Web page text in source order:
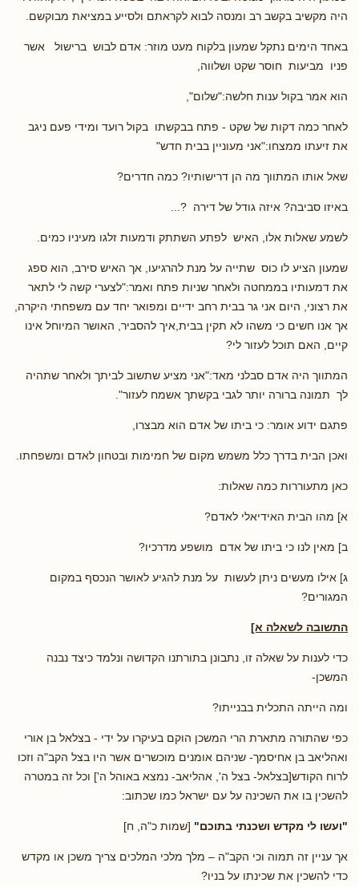
היה מקשיב בקשב רב ומנסה לבוא לקראתם ולסייע במציאת מבוקשם.
באחד הימים נתקל שמעון בלקוח מעט מוזר: אדם לבוש ברישול אשר
פניו מביעות חוסר שקט ושלווה,
הוא אמר בקול ענות חלשה:"שלום",
לאחר כמה דקות של שקט - פתח בבקשתו בקול רועד ומידי פעם ניגב
את זיעתו ממצחו:"אני מעוניין בבית חדש"
שאל אותו המתווך מה הן דרישותיו? כמה חדרים?
באיזו סביבה? איזה גודל של דירה ?...
לשמע שאלות אלו, האיש לפתע השתתק ודמעות זלגו מעיניו כמים.
שמעון הציע לו כוס שתייה על מנת להרגיעו, אך האיש סירב, הוא ספג
את דמעותיו בממחטה ולאחר שניות פתח ואמר:"לצערי קשה לי לתאר
את רצוני, היום אני גר בבית רחב ידיים ומפואר יחד עם משפחתי היקרה,
אך אנו חשים כי משהו לא תקין בבית,איך להסביר, האושר המיוחל אינו
קיים, האם תוכל לעזור לי?
המתווך היה אדם סבלני מאד:"אני מציע שתשוב לביתך ולאחר שתהיה
לך תמונה ברורה יותר לגבי בקשתך אשמח לעזור".
פתגם ידוע אומר: כי ביתו של אדם הוא מבצרו,
ואכן הבית בדרך כלל משמש מקום של חמימות ובטחון לאדם ומשפחתו.
כאן מתעוררות כמה שאלות:
א] מהו הבית האידיאלי לאדם?
ב] מאין לנו כי ביתו של אדם מושפע מדרכיו?
ג] אילו מעשים ניתן לעשות על מנת להגיע לאושר הנכסף במקום
המגורים?
התשובה לשאלה א]
כדי לענות על שאלה זו, נתבונן בתורתנו הקדושה ונלמד כיצד נבנה
המשכן-
ומה הייתה התכלית בבנייתו?
כפי שהתורה מתארת הרי המשכן הוקם בעיקרו על ידי - בצלאל בן אורי
ואהליאב בן אחיסמך- שניהם אומנים מוכשרים אשר היו בצל הקב"ה וזכו
לרוח הקודש[בצלאל- בצל ה', אהליאב- נמצא באוהל ה'] וכל זה במטרה
להשכין בו את השכינה על עם ישראל כמו שכתוב:
"ועשו לי מקדש ושכנתי בתוכם" [שמות כ"ה, ח]
אך עניין זה תמוה וכי הקב"ה – מלך מלכי המלכים צריך משכן או מקדש
כדי להשכין את שכינתו על בניו?